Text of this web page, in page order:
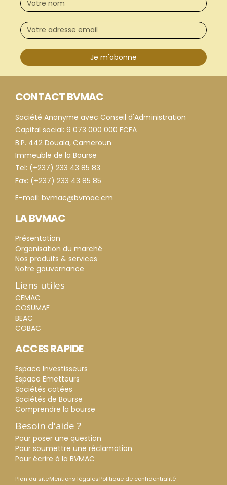
Je m'abonne
CONTACT BVMAC
Société Anonyme avec Conseil d'Administration
Capital social: 9 073 000 000 FCFA
B.P. 442 Douala, Cameroun
Immeuble de la Bourse
Tel: (+237) 233 43 85 83
Fax: (+237) 233 43 85 85
E-mail: bvmac@bvmac.cm
LA BVMAC
Présentation
Organisation du marché
Nos produits & services
Notre gouvernance
Liens utiles
CEMAC
COSUMAF
BEAC
COBAC
ACCES RAPIDE
Espace Investisseurs
Espace Emetteurs
Sociétés cotées
Sociétés de Bourse
Comprendre la bourse
Besoin d'aide ?
Pour poser une question
Pour soumettre une réclamation
Pour écrire à la BVMAC
Plan du siteMentions légalesPolitique de confidentialité